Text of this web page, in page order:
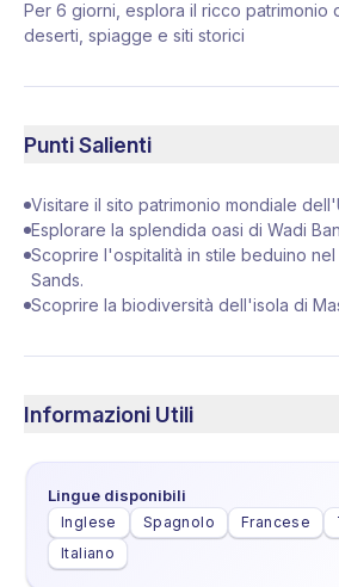
Per 6 giorni, esplora il ricco patrimonio
deserti, spiagge e siti storici
Punti Salienti
Visitare il sito patrimonio mondiale
Esplorare la splendida oasi di Wadi
Scoprire l'ospitalità in stile beduino
Sands.
Scoprire la biodiversità dell'isola di
Informazioni Utili
Lingue disponibili
Inglese Spagnolo Francese
Italiano